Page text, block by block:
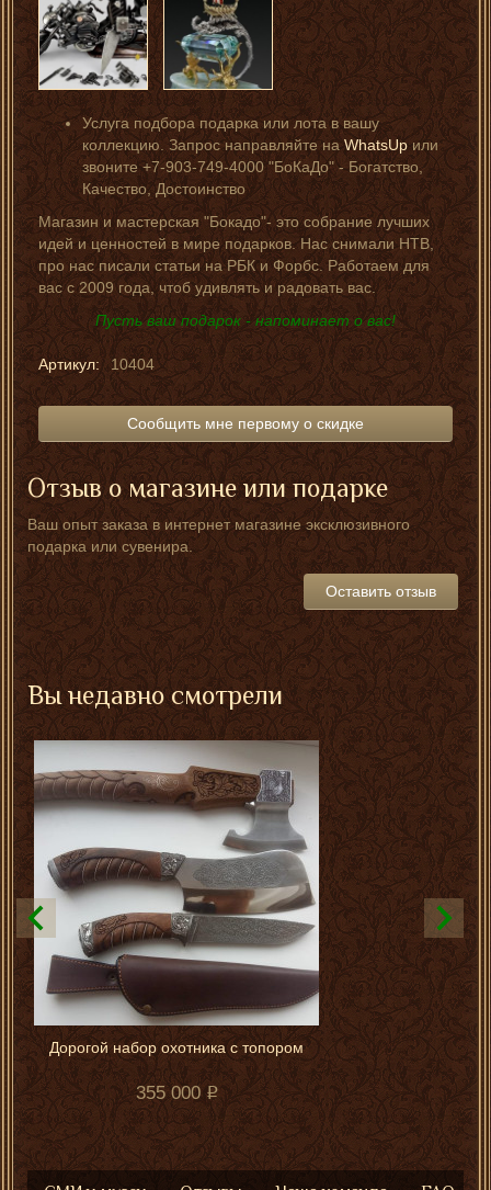
Услуга подбора подарка или лота в вашу
коллекцию. Запрос направляйте наWhatsUpили
звоните +7-903-749-4000 "БоКаДо" - Богатство,
Качество, Достоинство
Магазин и мастерская "Бокадо"- это собрание лучших
идей и ценностей в мире подарков. Нас снимали НТВ,
про нас писали статьи на РБК и Форбс. Работаем для
вас с 2009 года, чтоб удивлять и радовать вас.
Пусть ваш подарок - напоминает о вас!
Артикул: 10404
Сообщить мне первому о скидке
Отзыв о магазине или подарке
Ваш опыт заказа в интернет магазине эксклюзивного
подарка или сувенира.
Оставить отзыв
Вы недавно смотрели
Дорогой набор охотника с топором
355 000